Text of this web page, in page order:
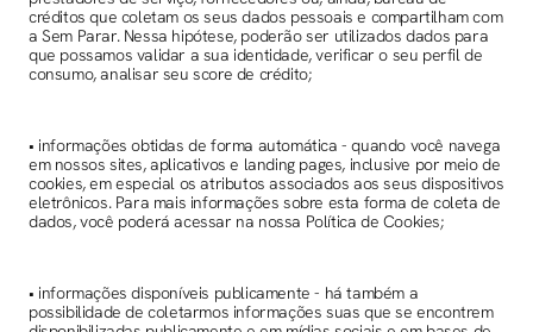
créditos que coletam os seus dados pessoais e compartilham com
a Sem Parar. Nessa hipótese, poderão ser utilizados dados para
que possamos validar a sua identidade, verificar o seu perfil de
consumo, analisar seu score de crédito;
• informações obtidas de forma automática - quando você navega
em nossos sites, aplicativos e landing pages, inclusive por meio de
cookies, em especial os atributos associados aos seus dispositivos
eletrônicos. Para mais informações sobre esta forma de coleta de
dados, você poderá acessar na nossa Política de Cookies;
• informações disponíveis publicamente - há também a
possibilidade de coletarmos informações suas que se encontrem